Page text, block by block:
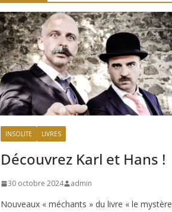
INSOLITE LIVRES
Découvrez Karl et Hans !
30 octobre 2024 admin
Nouveaux « méchants » du livre « le mystère